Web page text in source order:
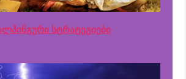
სტრატეგიები